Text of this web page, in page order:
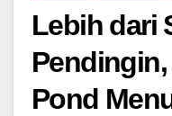
Lebih dari
Pond